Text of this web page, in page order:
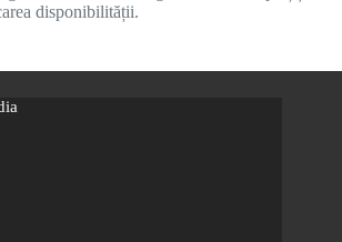
disponibilității.